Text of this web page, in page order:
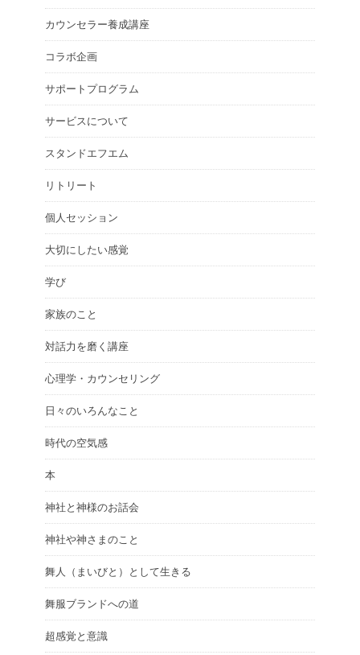
カウンセラー養成講座
コラボ企画
サポートプログラム
サービスについて
スタンドエフエム
リトリート
個人セッション
大切にしたい感覚
学び
家族のこと
対話力を磨く講座
心理学・カウンセリング
日々のいろんなこと
時代の空気感
本
神社と神様のお話会
神社や神さまのこと
舞人（まいびと）として生きる
舞服ブランドへの道
超感覚と意識